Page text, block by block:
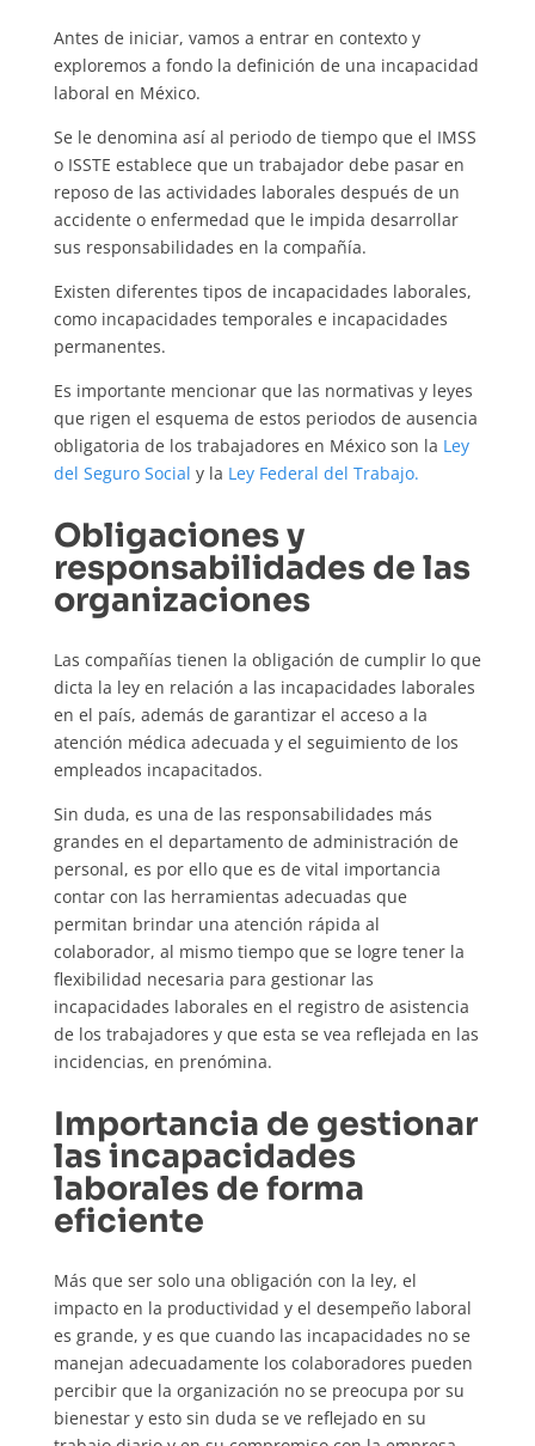
Antes de iniciar, vamos a entrar en contexto y
exploremos a fondo la definición de una incapacidad
laboral en México.
Se le denomina así al periodo de tiempo que el IMSS
o ISSTE establece que un trabajador debe pasar en
reposo de las actividades laborales después de un
accidente o enfermedad que le impida desarrollar
sus responsabilidades en la compañía.
Existen diferentes tipos de incapacidades laborales,
como incapacidades temporales e incapacidades
permanentes.
Es importante mencionar que las normativas y leyes
que rigen el esquema de estos periodos de ausencia
obligatoria de los trabajadores en México son la Ley
del Seguro Social y la Ley Federal del Trabajo.
Obligaciones y
responsabilidades de las
organizaciones
Las compañías tienen la obligación de cumplir lo que
dicta la ley en relación a las incapacidades laborales
en el país, además de garantizar el acceso a la
atención médica adecuada y el seguimiento de los
empleados incapacitados.
Sin duda, es una de las responsabilidades más
grandes en el departamento de administración de
personal, es por ello que es de vital importancia
contar con las herramientas adecuadas que
permitan brindar una atención rápida al
colaborador, al mismo tiempo que se logre tener la
flexibilidad necesaria para gestionar las
incapacidades laborales en el registro de asistencia
de los trabajadores y que esta se vea reflejada en las
incidencias, en prenómina.
Importancia de gestionar
las incapacidades
laborales de forma
eficiente
Más que ser solo una obligación con la ley, el
impacto en la productividad y el desempeño laboral
es grande, y es que cuando las incapacidades no se
manejan adecuadamente los colaboradores pueden
percibir que la organización no se preocupa por su
bienestar y esto sin duda se ve reflejado en su